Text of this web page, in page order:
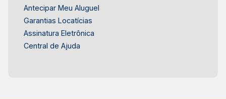
Antecipar Meu Aluguel
Garantias Locatícias
Assinatura Eletrônica
Central de Ajuda